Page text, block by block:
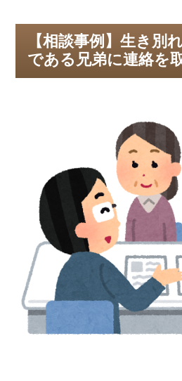
【相談事例】生き別
である兄弟に連絡を